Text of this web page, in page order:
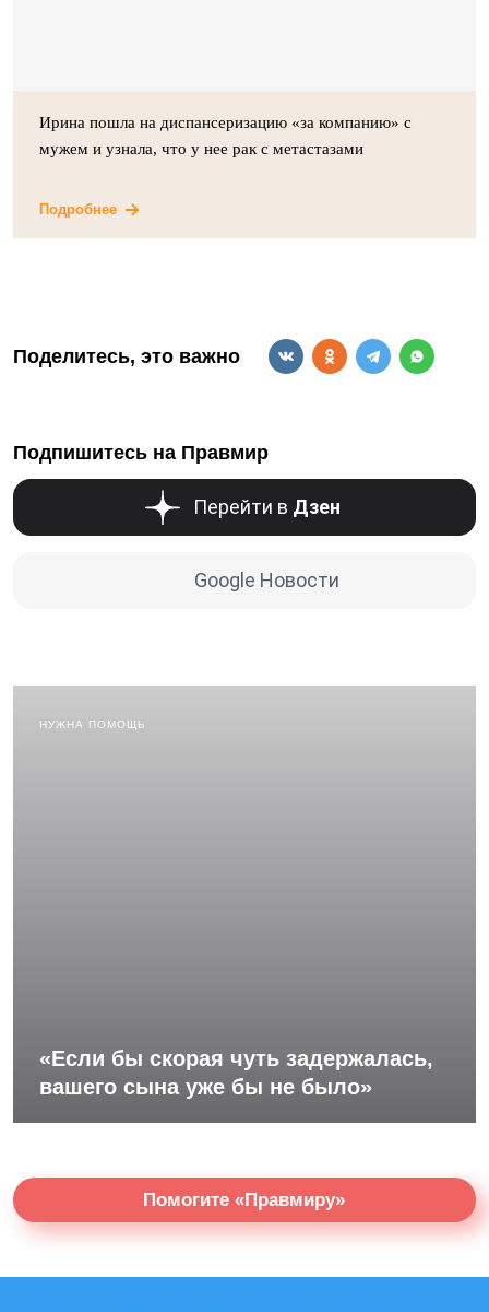
Ирина пошла на диспансеризацию «за компанию» с
мужем и узнала, что у нее рак с метастазами
Подробнее
Поделитесь, это важно
Подпишитесь на Правмир
Перейти в Дзен
Google Новости
НУЖНА ПОМОЩЬ
«Если бы скорая чуть задержалась,
вашего сына уже бы не было»
Помогите «Правмиру»